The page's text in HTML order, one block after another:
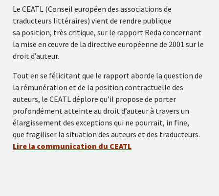
Le CEATL (Conseil européen des associations de
traducteurs littéraires) vient de rendre publique
sa position, très critique, sur le rapport Reda concernant
la mise en œuvre de la directive européenne de 2001 sur le
droit d’auteur.
Tout en se félicitant que le rapport aborde la question de
la rémunération et de la position contractuelle des
auteurs, le CEATL déplore qu’il propose de porter
profondément atteinte au droit d’auteur à travers un
élargissement des exceptions qui ne pourrait, in fine,
que fragiliser la situation des auteurs et des traducteurs.
Lire la communication du CEATL